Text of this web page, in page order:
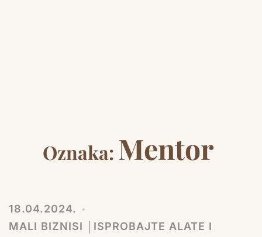
Oznaka: Mentor
18.04.2024.
MALI BIZNISI │ISPROBAJTE ALATE I